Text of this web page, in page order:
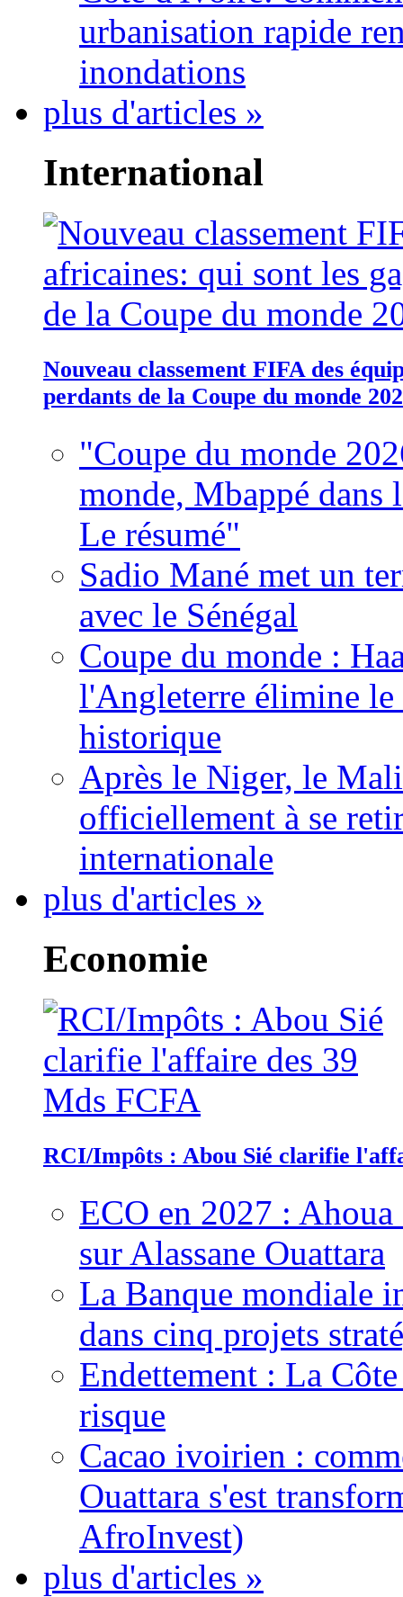
urbanisation rapide
inondations
plus d'articles »
International
Nouveau classement FIFA des
perdants de la Coupe du monde
"Coupe du monde
monde, Mbappé dans
Le résumé"
Sadio Mané met un
avec le Sénégal
Coupe du monde :
l'Angleterre élimine
historique
Après le Niger, le
officiellement à se
internationale
plus d'articles »
Economie
RCI/Impôts : Abou Sié clarifie
ECO en 2027 :
sur Alassane Ouattara
La Banque mondiale
dans cinq projets
Endettement : La
risque
Cacao ivoirien :
Ouattara s'est
AfroInvest)
plus d'articles »